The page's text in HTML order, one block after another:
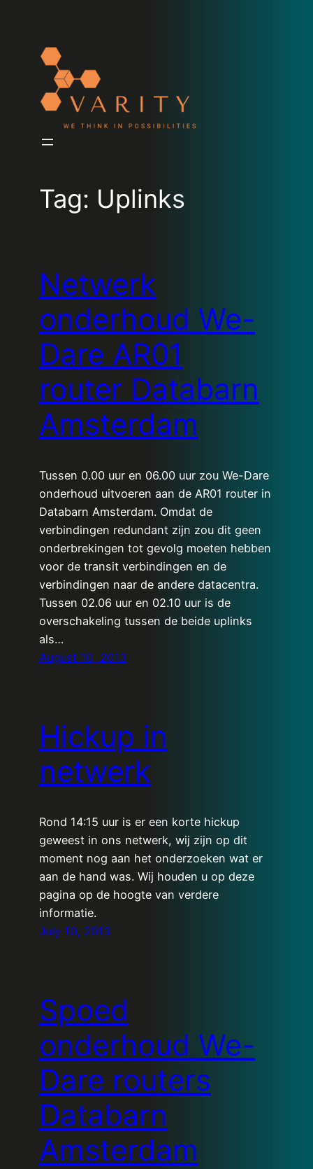
Tag: Uplinks
Netwerk
onderhoud We-
Dare AR01
router Databarn
Amsterdam
Tussen 0.00 uur en 06.00 uur zou We-Dare
onderhoud uitvoeren aan de AR01 router in
Databarn Amsterdam. Omdat de
verbindingen redundant zijn zou dit geen
onderbrekingen tot gevolg moeten hebben
voor de transit verbindingen en de
verbindingen naar de andere datacentra.
Tussen 02.06 uur en 02.10 uur is de
overschakeling tussen de beide uplinks
als…
August 10, 2013
Hickup in
netwerk
Rond 14:15 uur is er een korte hickup
geweest in ons netwerk, wij zijn op dit
moment nog aan het onderzoeken wat er
aan de hand was. Wij houden u op deze
pagina op de hoogte van verdere
informatie.
July 10, 2013
Spoed
onderhoud We-
Dare routers
Databarn
Amsterdam